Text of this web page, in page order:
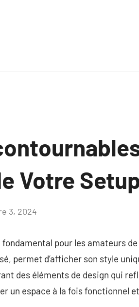
Votre
3, 2024
pour les amateurs
permet d’afficher son style
des éléments de design qui
un espace à la fois fonctionnel